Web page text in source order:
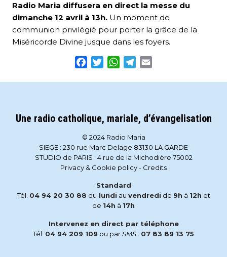
Radio Maria diffusera en direct la messe du
dimanche 12 avril à 13h. Un moment de
communion privilégié pour porter la grâce de la
Miséricorde Divine jusque dans les foyers.
Facebook
TwitterWhatsApp
Telegram
Une radio catholique, mariale, d’évangelisation
© 2024 Radio Maria
SIEGE : 230 rue Marc Delage 83130 LA GARDE
STUDIO de PARIS : 4 rue de la Michodière 75002
Privacy & Cookie policy- Credits
Standard
Tél. 04 94 20 30 88 du lundi au vendredi de 9h à 12h et
de 14h à 17h
Intervenez en direct par téléphone
Tél. 04 94 209 109 ou parSMS : 07 83 89 13 75